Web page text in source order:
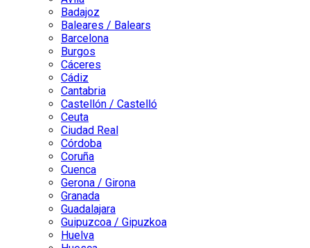
Badajoz
Baleares / Balears
Barcelona
Burgos
Cáceres
Cádiz
Cantabria
Castellón / Castelló
Ceuta
Ciudad Real
Córdoba
Coruña
Cuenca
Gerona / Girona
Granada
Guadalajara
Guipuzcoa / Gipuzkoa
Huelva